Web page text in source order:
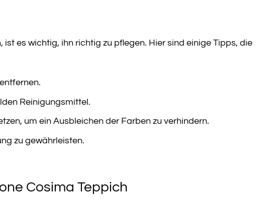
es wichtig, ihn richtig zu pflegen. Hier sind einige Tipps, die
Reinigungsmittel.
um ein Ausbleichen der Farben zu verhindern.
zu gewährleisten.
Cosima Teppich